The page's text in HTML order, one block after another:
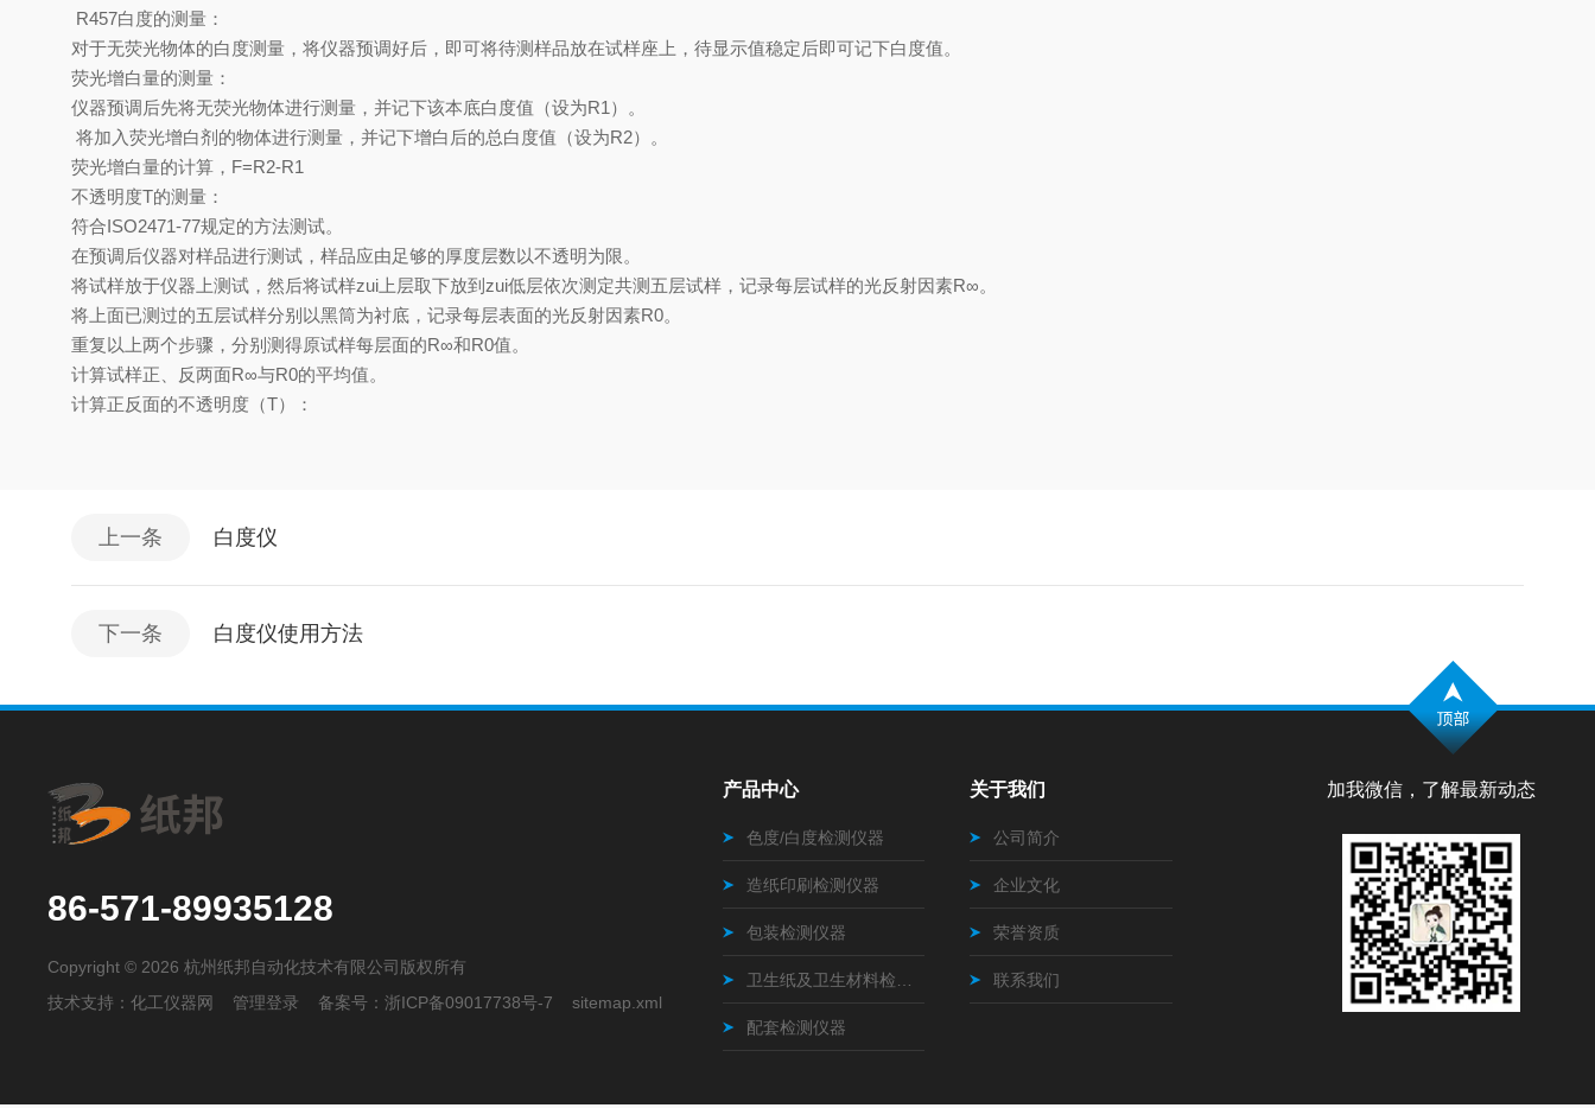
R457白度的测量：
对于无荧光物体的白度测量，将仪器预调好后，即可将待测样品放在试样座上，待显示值稳定后即可记下白度值。
荧光增白量的测量：
仪器预调后先将无荧光物体进行测量，并记下该本底白度值（设为R1）。
将加入荧光增白剂的物体进行测量，并记下增白后的总白度值（设为R2）。
荧光增白量的计算，F=R2-R1
不透明度T的测量：
符合ISO2471-77规定的方法测试。
在预调后仪器对样品进行测试，样品应由足够的厚度层数以不透明为限。
将试样放于仪器上测试，然后将试样zui上层取下放到zui低层依次测定共测五层试样，记录每层试样的光反射因素R∞。
将上面已测过的五层试样分别以黑筒为衬底，记录每层表面的光反射因素R0。
重复以上两个步骤，分别测得原试样每层面的R∞和R0值。
计算试样正、反两面R∞与R0的平均值。
计算正反面的不透明度（T）：
上一条 白度仪
下一条 白度仪使用方法
加我微信，了解最新动态
86-571-89935128
Copyright © 2026 杭州纸邦自动化技术有限公司版权所有
技术支持：化工仪器网 管理登录 备案号：浙ICP备09017738号-7 sitemap.xml
产品中心
色度/白度检测仪器
造纸印刷检测仪器
包装检测仪器
卫生纸及卫生材料检测仪器
配套检测仪器
关于我们
公司简介
企业文化
荣誉资质
联系我们